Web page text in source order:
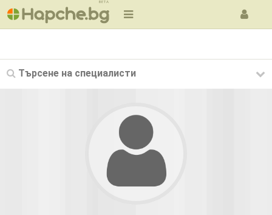
BETA
Търсене на специалисти